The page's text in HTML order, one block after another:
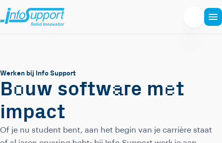
Werken bij Info Support
Bouw software met
impact
Of je nu student bent, aan het begin van je carrière staat